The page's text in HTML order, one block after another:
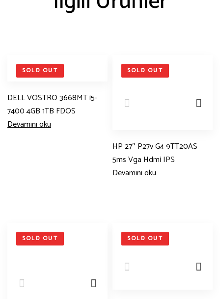
SOLD OUT
DELL VOSTRO 3668MT i5-
7400 4GB 1TB FDOS
Devamını oku
SOLD OUT
HP 27″ P27v G4 9TT20AS
5ms Vga Hdmi IPS
Devamını oku
SOLD OUT SOLD OUT